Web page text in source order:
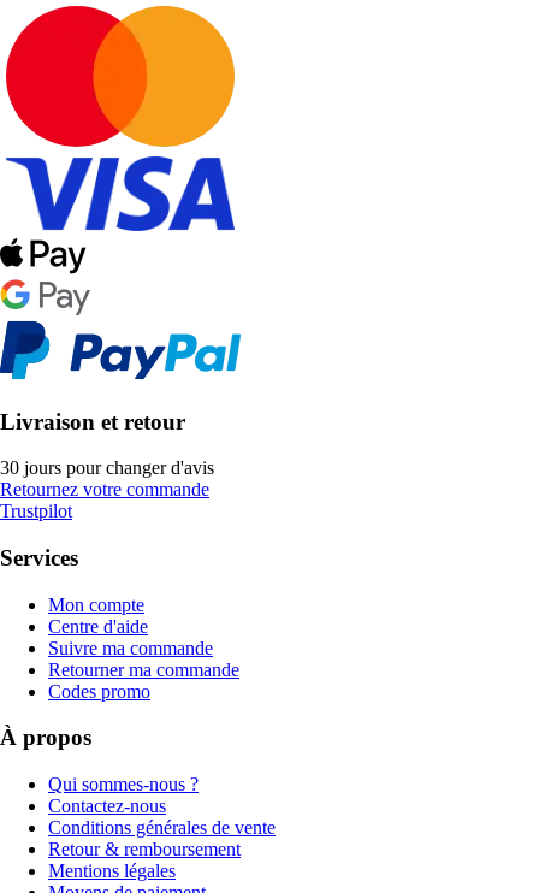
Livraison et retour
30 jours pour changer d'avis
Retournez votre commande
Trustpilot
Services
Mon compte
Centre d'aide
Suivre ma commande
Retourner ma commande
Codes promo
À propos
Qui sommes-nous ?
Contactez-nous
Conditions générales de vente
Retour & remboursement
Mentions légales